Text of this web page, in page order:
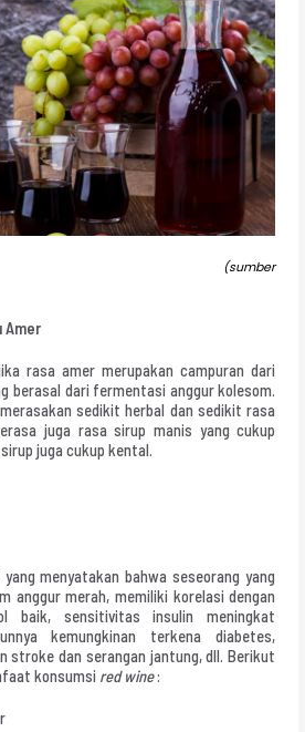
Amer
rasa amer merupakan campuran dari
berasal dari fermentasi anggur kolesom.
sedikit herbal dan sedikit rasa
juga rasa sirup manis yang cukup
juga cukup kental.
menyatakan bahwa seseorang yang
anggur merah, memiliki korelasi dengan
baik, sensitivitas insulin meningkat
kemungkinan terkena diabetes,
stroke dan serangan jantung, dll. Berikut
konsumsi red wine: